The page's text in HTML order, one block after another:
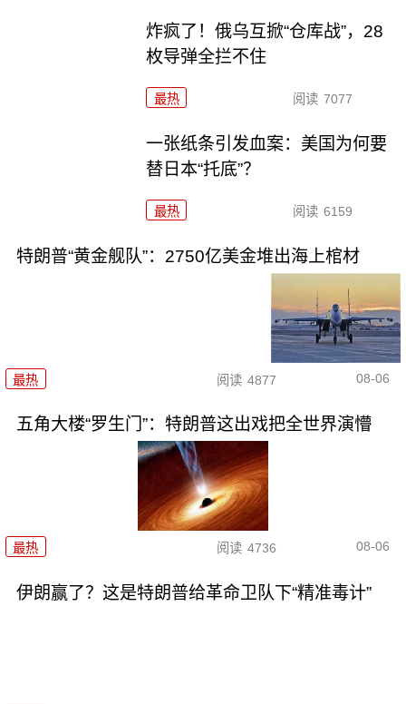
炸疯了！俄乌互掀“仓库战”，28
枚导弹全拦不住
最热 阅读 7077
一张纸条引发血案：美国为何要
替日本“托底”？
最热 阅读 6159
特朗普“黄金舰队”：2750亿美金堆出海上棺材
最热 阅读 4877 08-06
五角大楼“罗生门”：特朗普这出戏把全世界演懵
最热 阅读 4736 08-06
伊朗赢了？这是特朗普给革命卫队下“精准毒计”